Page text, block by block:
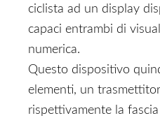
ciclista ad un display
capaci entrambi di
numerica.
Questo dispositivo
elementi, un
rispettivamente la